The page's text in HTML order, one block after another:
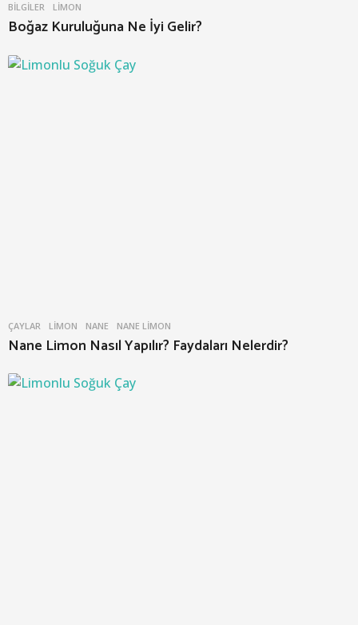
BILGILER LIMON
Boğaz Kuruluğuna Ne İyi Gelir?
ÇAYLAR LIMON ,NANE ,NANE LIMON
Nane Limon Nasıl Yapılır? Faydaları Nelerdir?